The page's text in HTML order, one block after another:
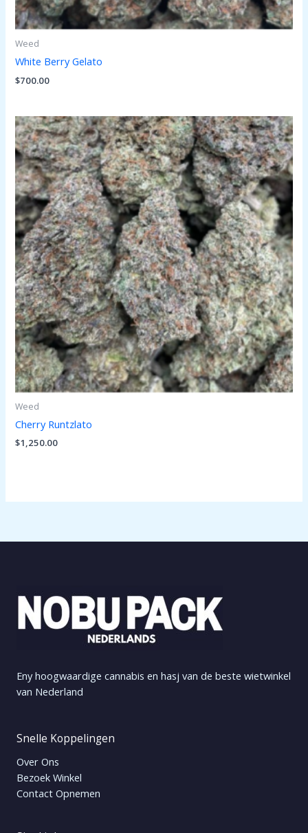
Weed
White Berry Gelato
$700.00
Weed
Cherry Runtzlato
$1,250.00
Eny hoogwaardige cannabis en hasj van de beste wietwinkel
van Nederland
Snelle Koppelingen
Over Ons
Bezoek Winkel
Contact Opnemen